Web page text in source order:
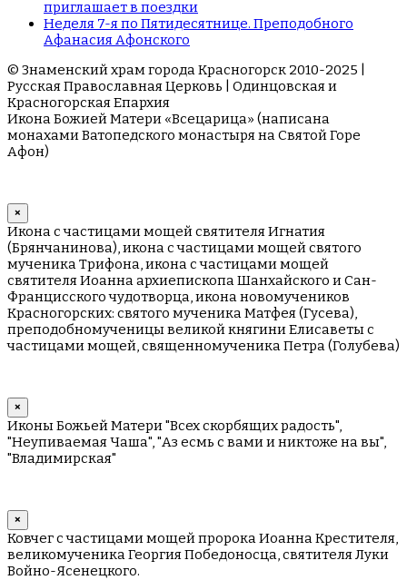
приглашает в поездки
Неделя 7-я по Пятидесятнице. Преподобного
Афанасия Афонского
© Знаменский храм города Красногорск 2010-2025 |
Русская Православная Церковь | Одинцовская и
Красногорская Епархия
Икона Божией Матери «Всецарица» (написана
монахами Ватопедского монастыря на Cвятой Горе
Афон)
×
Икона с частицами мощей святителя Игнатия
(Брянчанинова), икона с частицами мощей святого
мученика Трифона, икона с частицами мощей
святителя Иоанна архиепископа Шанхайского и Сан-
Францисского чудотворца, икона новомучеников
Красногорских: святого мученика Матфея (Гусева),
преподобномученицы великой княгини Елисаветы с
частицами мощей, священномученика Петра (Голубева)
×
Иконы Божьей Матери "Всех скорбящих радость",
"Неупиваемая Чаша", "Аз есмь с вами и никтоже на вы",
"Владимирская"
×
Ковчег с частицами мощей пророка Иоанна Крестителя,
великомученика Георгия Победоносца, святителя Луки
Войно-Ясенецкого.